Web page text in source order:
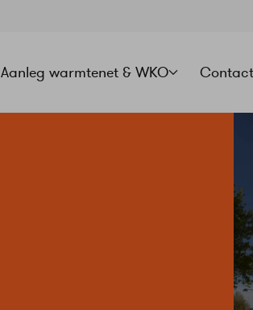
Aanleg warmtenet & WKO Contact